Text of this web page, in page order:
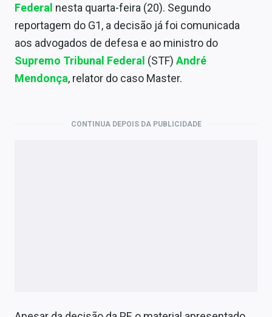
Economia
Brasil
Federal nesta quarta-feira (20). Segundo
reportagem do G1, a decisão já foi comunicada
aos advogados de defesa e ao ministro do
Supremo Tribunal Federal (STF) André
Mendonça, relator do caso Master.
CONTINUA DEPOIS DA PUBLICIDADE